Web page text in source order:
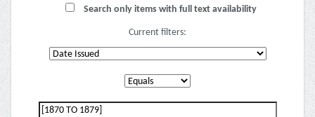
Search only items with full text availability
Current filters: